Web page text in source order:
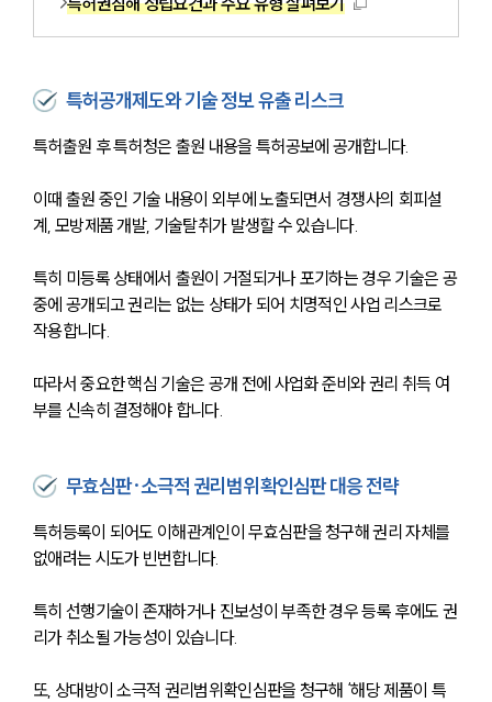
특허공개제도와 기술 정보 유출 리스크
특허출원 후 특허청은 출원 내용을 특허공보에 공개합니다.
이때 출원 중인 기술 내용이 외부에 노출되면서 경쟁사의 회피설
계, 모방제품 개발, 기술탈취가 발생할 수 있습니다.
특히 미등록 상태에서 출원이 거절되거나 포기하는 경우 기술은 공
중에 공개되고 권리는 없는 상태가 되어 치명적인 사업 리스크로
작용합니다.
따라서 중요한 핵심 기술은 공개 전에 사업화 준비와 권리 취득 여
부를 신속히 결정해야 합니다.
무효심판·소극적 권리범위확인심판 대응 전략
특허등록이 되어도 이해관계인이 무효심판을 청구해 권리 자체를
없애려는 시도가 빈번합니다.
특히 선행기술이 존재하거나 진보성이 부족한 경우 등록 후에도 권
리가 취소될 가능성이 있습니다.
또, 상대방이 소극적 권리범위확인심판을 청구해 ‘해당 제품이 특